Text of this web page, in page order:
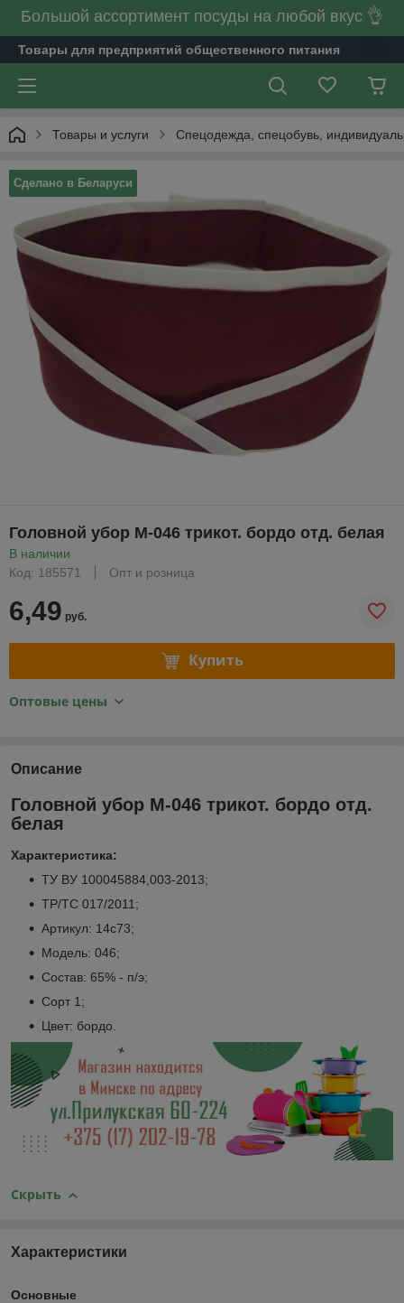
Большой ассортимент посуды на любой вкус 👌
Товары для предприятий общественного питания
Товары и услуги Спецодежда, спецобувь,
Сделано в Беларуси
Головной убор М-046 трикот. бордо отд. белая
В наличии
Код: 185571
Опт и розница
6,49 руб.
Купить
Оптовые цены
Описание
Головной убор М-046 трикот. бордо отд.
белая
Характеристика:
ТУ ВУ 100045884,003-2013;
ТР/ТС 017/2011;
Артикул: 14с73;
Модель: 046;
Состав: 65% - п/э;
Сорт 1;
Цвет: бордо.
Скрыть
Характеристики
Основные